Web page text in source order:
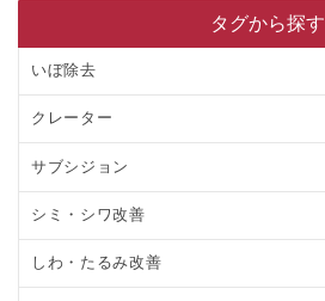
タグから探す
いぼ除去
クレーター
サブシジョン
シミ・シワ改善
しわ・たるみ改善